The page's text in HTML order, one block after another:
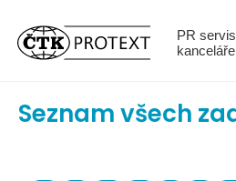
PR
kanceláře
Seznam všech